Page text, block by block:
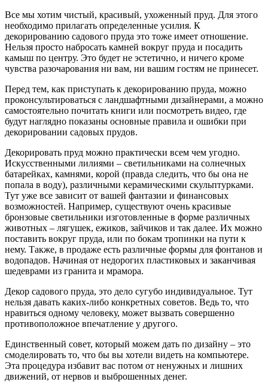
Все мы хотим чистый, красивый, ухоженный пруд. Для этого
необходимо прилагать определенные усилия. К
декорированию садового пруда это тоже имеет отношение.
Нельзя просто набросать камней вокруг пруда и посадить
камыш по центру. Это будет не эстетично, и ничего кроме
чувства разочарования ни вам, ни вашим гостям не принесет.
Перед тем, как приступать к декорированию пруда, можно
проконсультироваться с ландшафтными дизайнерами, а можно
самостоятельно почитать книги или посмотреть видео, где
будут наглядно показаны основные правила и ошибки при
декорировании садовых прудов.
Декорировать пруд можно практически всем чем угодно.
Искусственными лилиями – светильниками на солнечных
батарейках, камнями, корой (правда следить, что бы она не
попала в воду), различными керамическими скульптурками.
Тут уже все зависит от вашей фантазии и финансовых
возможностей. Например, существуют очень красивые
бронзовые светильники изготовленные в форме различных
животных – лягушек, ежиков, зайчиков и так далее. Их можно
поставить вокруг пруда, или по бокам тропинки на пути к
нему. Также, в продаже есть различные формы для фонтанов и
водопадов. Начиная от недорогих пластиковых и заканчивая
шедеврами из гранита и мрамора.
Декор садового пруда, это дело сугубо индивидуальное. Тут
нельзя давать каких-либо конкретных советов. Ведь то, что
нравиться одному человеку, может вызвать совершенно
противоположное впечатление у другого.
Единственный совет, который можем дать по дизайну – это
смоделировать то, что бы вы хотели видеть на компьютере.
Эта процедура избавит вас потом от ненужных и лишних
движений, от нервов и выброшенных денег.